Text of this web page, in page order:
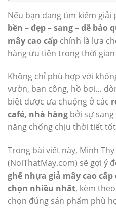
Nếu bạn đang tìm kiếm
bền – đẹp – sang – dễ bảo
mây cao cấp chính là lựa
hàng ưu tiên trong thời gian
Không chỉ phù hợp với
vườn, ban công, hồ bơi…
biệt được ưa chuộng ở các
café, nhà hàng bởi sự
năng chống chịu thời tiết
Trong bài viết này, Minh
(NoiThatMay.com) sẽ gợi ý
ghế nhựa giả mây cao
chọn nhiều nhất, kèm
chọn đúng sản phẩm phù